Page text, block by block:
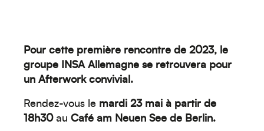
Pour cette première rencontre de 2023, le
groupe INSA Allemagne se retrouvera pour
un Afterwork convivial.
Rendez-vous le mardi 23 mai à partir de
18h30au Café am Neuen See de Berlin.